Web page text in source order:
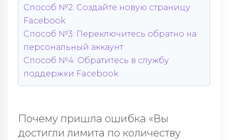
Способ №2: Создайте новую страницу
Facebook
Способ №3: Переключитесь обратно на
персональный аккаунт
Способ №4: Обратитесь в службу
поддержки Facebook
Почему пришла ошибка «Вы
достигли лимита по количеству